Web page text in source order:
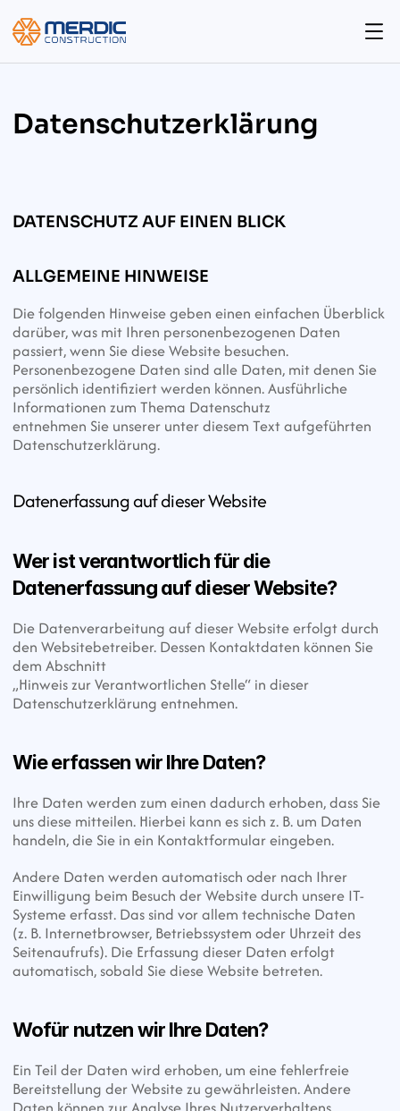
Datenschutz­erklärung
DATENSCHUTZ AUF EINEN BLICK
ALLGEMEINE HINWEISE
Die folgenden Hinweise geben einen einfachen Überblick
darüber, was mit Ihren personenbezogenen Daten
passiert, wenn Sie diese Website besuchen.
Personenbezogene Daten sind alle Daten, mit denen Sie
persönlich identifiziert werden können. Ausführliche
Informationen zum Thema Datenschutz
entnehmen Sie unserer unter diesem Text aufgeführten
Datenschutzerklärung.
Datenerfassung auf dieser Website
Wer ist verantwortlich für die
Datenerfassung auf dieser Website?
Die Datenverarbeitung auf dieser Website erfolgt durch
den Websitebetreiber. Dessen Kontaktdaten können Sie
dem Abschnitt
„Hinweis zur Verantwortlichen Stelle“ in dieser
Datenschutzerklärung entnehmen.
Wie erfassen wir Ihre Daten?
Ihre Daten werden zum einen dadurch erhoben, dass Sie
uns diese mitteilen. Hierbei kann es sich z. B. um Daten
handeln, die Sie in ein Kontaktformular eingeben.
Andere Daten werden automatisch oder nach Ihrer
Einwilligung beim Besuch der Website durch unsere IT-
Systeme erfasst. Das sind vor allem technische Daten
(z. B. Internetbrowser, Betriebssystem oder Uhrzeit des
Seitenaufrufs). Die Erfassung dieser Daten erfolgt
automatisch, sobald Sie diese Website betreten.
Wofür nutzen wir Ihre Daten?
Ein Teil der Daten wird erhoben, um eine fehlerfreie
Bereitstellung der Website zu gewährleisten. Andere